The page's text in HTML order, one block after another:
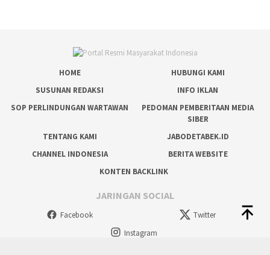
HOME
HUBUNGI KAMI
SUSUNAN REDAKSI
INFO IKLAN
SOP PERLINDUNGAN WARTAWAN
PEDOMAN PEMBERITAAN MEDIA
SIBER
TENTANG KAMI
JABODETABEK.ID
CHANNEL INDONESIA
BERITA WEBSITE
KONTEN BACKLINK
JARINGAN SOCIAL
Facebook
Twitter
Instagram